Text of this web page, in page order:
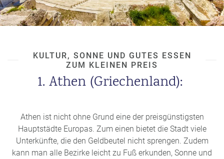
KULTUR, SONNE UND GUTES ESSEN
ZUM KLEINEN PREIS
1. Athen (Griechenland):
Athen ist nicht ohne Grund eine der preisgünstigsten
Hauptstädte Europas. Zum einen bietet die Stadt viele
Unterkünfte, die den Geldbeutel nicht sprengen. Zudem
kann man alle Bezirke leicht zu Fuß erkunden, Sonne und